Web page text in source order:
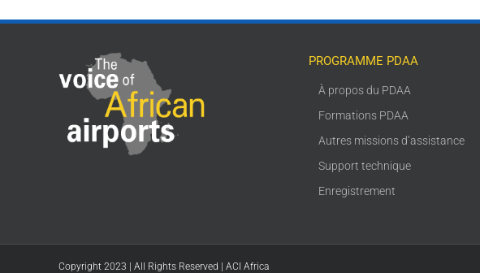
PROGRAMME PDAA
À propos du PDAA
Formations PDAA
Autres missions d’assistance
Support technique
Enregistrement
Copyright 2023 | All Rights Reserved | ACI Africa